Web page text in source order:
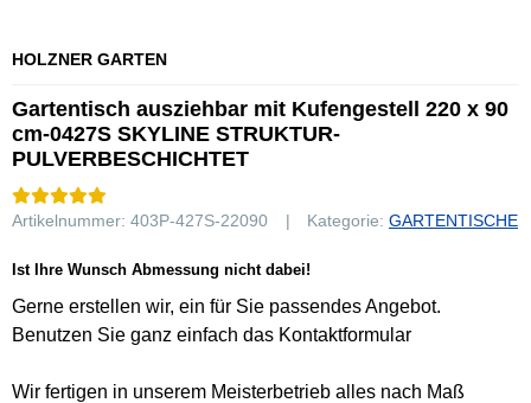
HOLZNER GARTEN
Gartentisch ausziehbar mit Kufengestell 220 x 90
cm-0427S SKYLINE STRUKTUR-
PULVERBESCHICHTET
Artikelnummer: 403P-427S-22090 Kategorie: GARTENTISCHE
Ist Ihre Wunsch Abmessung nicht dabei!
Gerne erstellen wir, ein für Sie passendes Angebot.
Benutzen Sie ganz einfach das Kontaktformular
Wir fertigen in unserem Meisterbetrieb alles nach Maß